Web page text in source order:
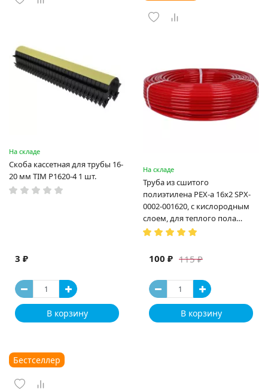
На складе
Скоба кассетная для трубы 16-
20 мм TIM P1620-4 1 шт.
3 ₽
В корзину
На складе
Труба из сшитого
полиэтилена PEX-a 16х2 SPX-
0002-001620, с кислородным
слоем, для теплого пола
(Испания)
115 ₽
100 ₽
В корзину
Бестселлер